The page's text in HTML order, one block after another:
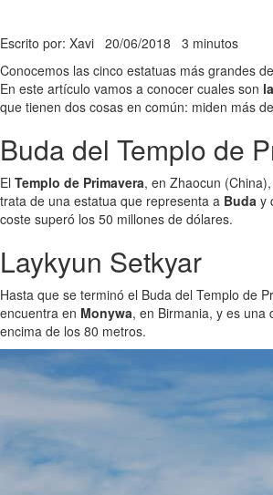
Escrito por: Xavi 20/06/2018 3 minutos
Conocemos las cinco estatuas más grandes
En este artículo vamos a conocer cuales son
que tienen dos cosas en común: miden más
Buda del Templo de
El Templo de Primavera, en Zhaocun
trata de una estatua que representa a Buda y
coste superó los 50 millones de dólares.
Laykyun Setkyar
Hasta que se terminó el Buda del Templo de
encuentra en Monywa, en Birmania, y es una
encima de los 80 metros.